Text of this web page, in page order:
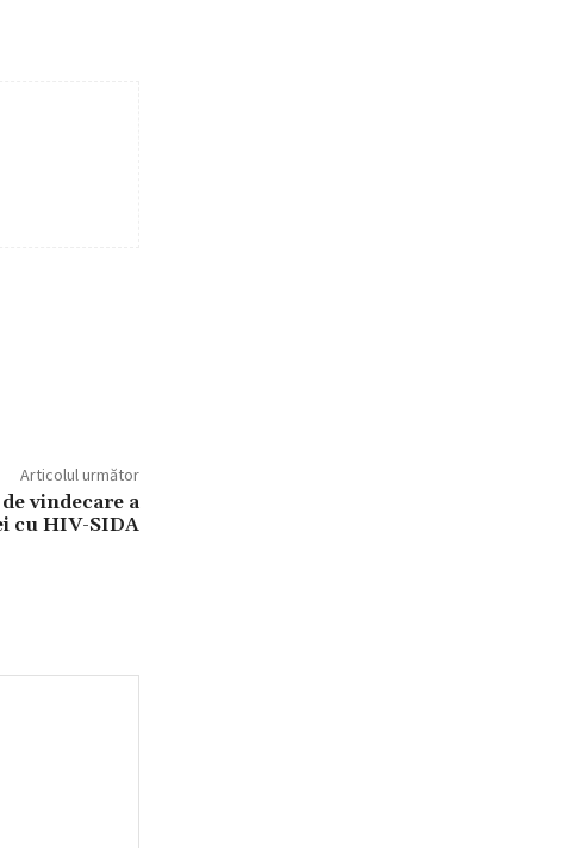
Articolul următor
vindecare a
cu HIV-SIDA